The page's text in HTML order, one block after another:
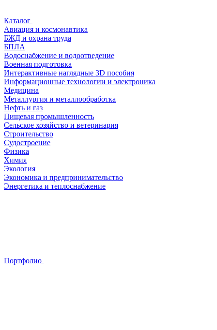
Каталог
Авиация и космонавтика
БЖД и охрана труда
БПЛА
Водоснабжение и водоотведение
Военная подготовка
Интерактивные наглядные 3D пособия
Информационные технологии и электроника
Медицина
Металлургия и металлообработка
Нефть и газ
Пищевая промышленность
Сельское хозяйство и ветеринария
Строительство
Судостроение
Физика
Химия
Экология
Экономика и предпринимательство
Энергетика и теплоснабжение
Портфолио